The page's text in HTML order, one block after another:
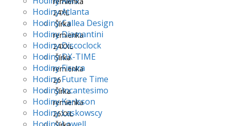
24XL
Šírka
remienka
24XXL
Šírka
remienka
26
Šírka
remienka
26XXL
Hodiny Atlanta
Hodiny Callea Design
Hodiny Diamantini
Hodiny Discoclock
Hodiny DX-TIME
Hodiny Fisura
Hodiny Future Time
Hodiny Incantesimo
Hodiny Karlsson
Hodiny Laskowscy